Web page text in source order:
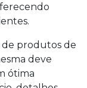
produtos de
deve
ótima